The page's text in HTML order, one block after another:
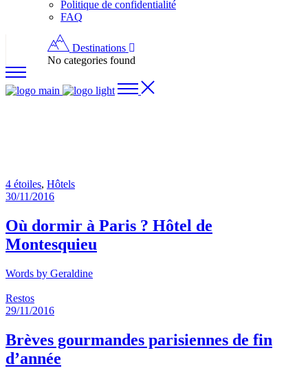
Politique de confidentialité
FAQ
Destinations
No categories found
4 étoiles, Hôtels
30/11/2016
Où dormir à Paris ? Hôtel de
Montesquieu
Words by Geraldine
Restos
29/11/2016
Brèves gourmandes parisiennes de fin
d’année